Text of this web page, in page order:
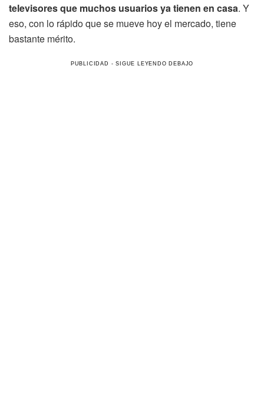
televisores que muchos usuarios ya tienen en casa. Y
eso, con lo rápido que se mueve hoy el mercado, tiene
bastante mérito.